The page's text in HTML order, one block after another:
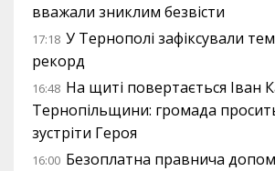
вважали зниклим безвісти
17:18 У Тернополі зафіксували
рекорд
16:48 На щиті повертається Іван
Тернопільщини: громада
зустріти Героя
16:00 Безоплатна правнича